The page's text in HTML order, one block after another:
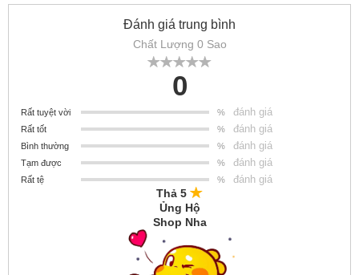
Đánh giá trung bình
Chất Lượng 0 Sao
0
Rất tuyệt vời % đánh giá
Rất tốt % đánh giá
Bình thường % đánh giá
Tạm được % đánh giá
Rất tệ % đánh giá
Thả 5
Ủng Hộ
Shop Nha